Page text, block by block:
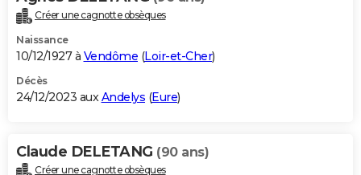
Créer une cagnotte obsèques
Naissance
10/12/1927 à Vendôme (Loir-et-Cher)
Décès
24/12/2023 auxAndelys (Eure)
Claude DELETANG (90 ans)
Créer une cagnotte obsèques